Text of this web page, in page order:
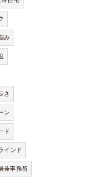
み
さ
ン
ド
インド
兼事務所